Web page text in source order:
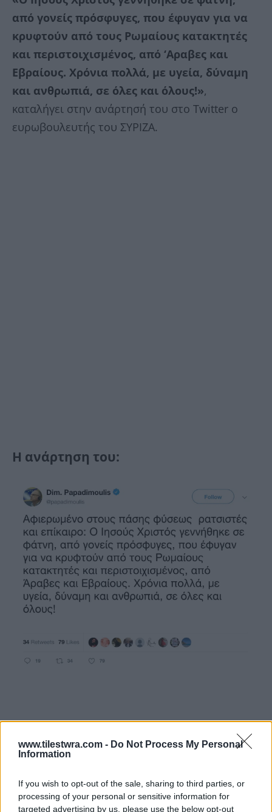
www.tilestwra.com - Do Not Process My Personal
Information
If you wish to opt-out of the sale, sharing to third parties, or
processing of your personal or sensitive information for
targeted advertising by us, please use the below opt-out
από γονείς πρόσφυγες, που έφυγαν για να
κρυφτούν από τους Ρωμαίους κατακτητές
και περιστοιχισμένος, από ‘Αραβες και
Εβραίους. Χρόνια πολλά, με υγεία, δύναμη
και ανθρωπιά, σε όλες και όλους!»,
καταλήγει στην ανάρτησή του στο Twitter ο
ευρωβουλευτής του ΣΥΡΙΖΑ.
Η ανάρτηση του: